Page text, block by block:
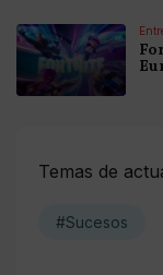
Temas de
#Sucesos